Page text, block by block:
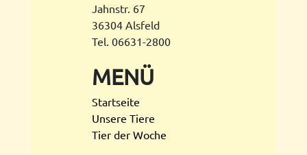
Jahnstr. 67
36304 Alsfeld
Tel. 06631-2800
MENÜ
Startseite
Unsere Tiere
Tier der Woche